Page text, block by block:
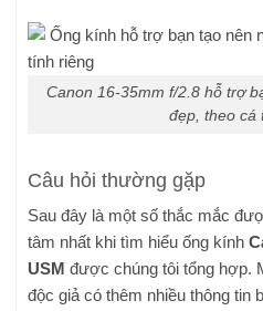
Canon 16-35mm f/2.8 hỗ trợ
đẹp, theo cá
Câu hỏi thường gặp
Sau đây là một số thắc mắc
tâm nhất khi tìm hiểu ống kính
USM được chúng tôi tổng hợp.
độc giả có thêm nhiều thông tin